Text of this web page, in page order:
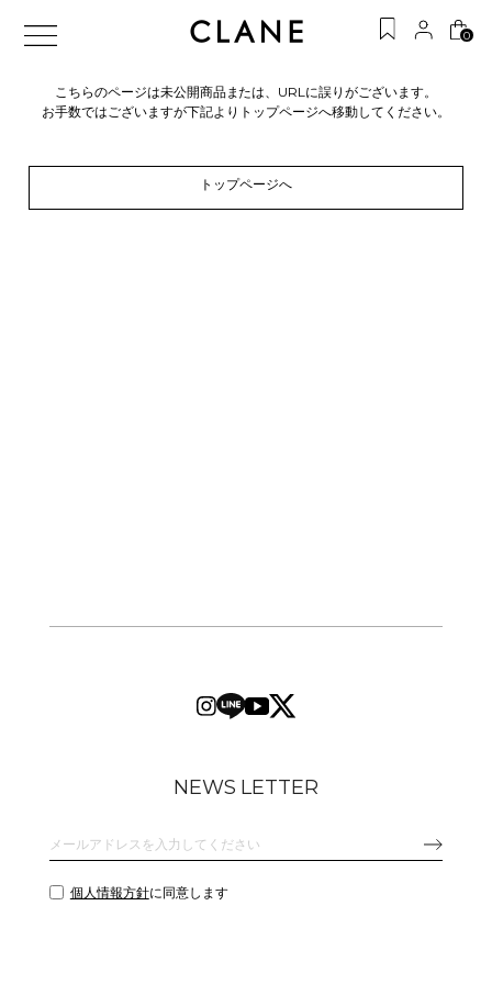
0
こちらのページは未公開商品または、URLに誤りがございます。
お手数ではございますが下記よりトップページへ移動してください。
トップページへ
NEWS LETTER
個人情報方針に同意します